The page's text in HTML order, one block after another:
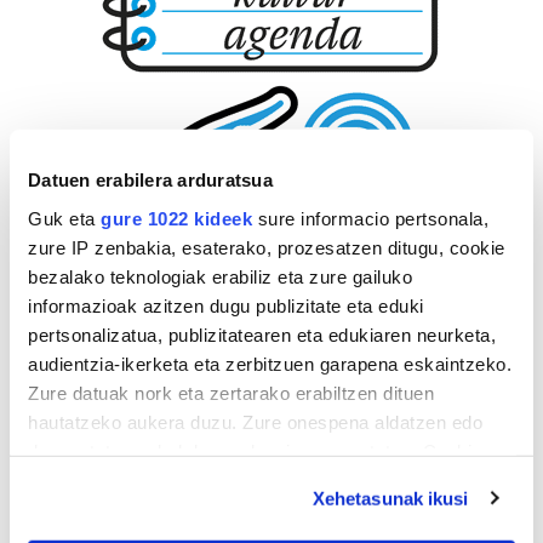
Datuen erabilera arduratsua
Guk eta gure 1022 kideek sure informacio pertsonala,
zure IP zenbakia, esaterako, prozesatzen ditugu, cookie
bezalako teknologiak erabiliz eta zure gailuko
informazioak azitzen dugu publizitate eta eduki
pertsonalizatua, publizitatearen eta edukiaren neurketa,
audientzia-ikerketa eta zerbitzuen garapena eskaintzeko.
Zure datuak nork eta zertarako erabiltzen dituen
hautatzeko aukera duzu. Zure onespena aldatzen edo
If you allow, we would also like to:
Xehetasunak ikusi